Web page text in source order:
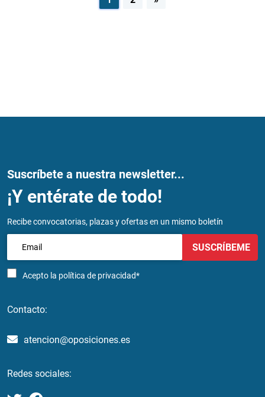
Suscríbete a nuestra newsletter...
¡Y entérate de todo!
Recibe convocatorias, plazas y ofertas en un mismo boletín
Acepto la política de privacidad*
SUSCRÍBEME
Contacto:
atencion@oposiciones.es
Redes sociales: